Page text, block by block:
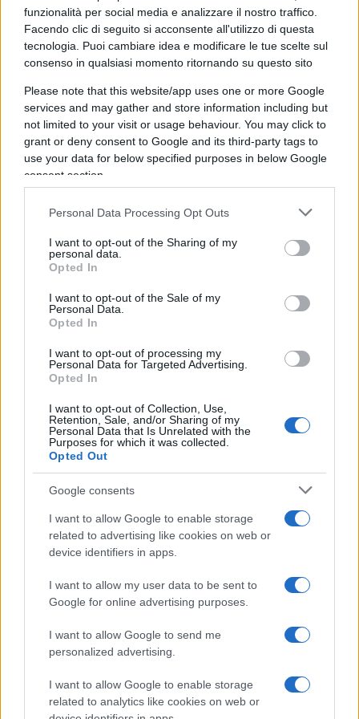
funzionalità per social media e analizzare il nostro traffico.
Facendo clic di seguito si acconsente all'utilizzo di questa
tecnologia. Puoi cambiare idea e modificare le tue scelte sul
consenso in qualsiasi momento ritornando su questo sito
Please note that this website/app uses one or more Google
services and may gather and store information including but
not limited to your visit or usage behaviour. You may click to
grant or deny consent to Google and its third-party tags to
use your data for below specified purposes in below Google
consent section.
Personal Data Processing Opt Outs
I want to opt-out of the Sharing of my
personal data.
Opted In
I want to opt-out of the Sale of my
Personal Data.
Opted In
I want to opt-out of processing my
Personal Data for Targeted Advertising.
Opted In
I want to opt-out of Collection, Use,
Retention, Sale, and/or Sharing of my
Personal Data that Is Unrelated with the
Purposes for which it was collected.
Opted Out
Google consents
I want to allow Google to enable storage
related to advertising like cookies on web or
device identifiers in apps.
I want to allow my user data to be sent to
Google for online advertising purposes.
I want to allow Google to send me
personalized advertising.
I want to allow Google to enable storage
related to analytics like cookies on web or
mercato unico”, oltre al suo richiamo agli
“standard ecologici, sanitari, sociali e di
sicurezza”. Sono parole d’ordine di un programma
protezionista. Proprio il leader “liberale” europeo,
che dovrebbe tuonare contro la chiusura dei
confini (e lo fa, quando a chiuderli è Donald
Trump), si trasforma in un difensore dei muri
contro la concorrenza economica. Dal suo punto
integrato, ma non libero. Il commercio è
permesso, ma solo entro una serie di condizioni
dettate dai governi europei, a loro volta
di pressione delle categorie produttive. Inoltre, la
circolazione è libera, ma solo entro la frontiera
comune europea, mentre fuori di essa torna il
mercantilismo: tariffe e divieti di importazione.
Un sistema simile non è di libero scambio. Con
buona pace di chi ritiene che l’Ue sia un “inferno
liberista”, il Mercato Unico è corporativista, tipico
sovranazionale. I governi europei si sono
dimostrati ben poco propensi ad aprire questo
gli ostacoli opposti alla direttiva Bolkestein, che
prevedeva la piena liberalizzazione dei servizi), sia
al suo esterno (prova ne è la bocciatura, voluta da
Francia e Germania soprattutto, del Trattato
Trans-Atlantico sul commercio e gli investimenti,
il Ttip).